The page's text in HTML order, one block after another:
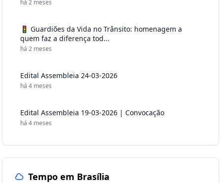
há 2 meses
🚦 Guardiões da Vida no Trânsito: homenagem a
quem faz a diferença tod...
há 2 meses
Edital Assembleia 24-03-2026
há 4 meses
Edital Assembleia 19-03-2026 | Convocação
há 4 meses
Tempo em Brasília